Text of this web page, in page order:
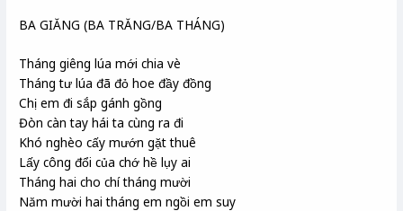
BA GIĂNG (BA TRĂNG/BA THÁNG)
Tháng giêng lúa mới chia vè
Tháng tư lúa đã đỏ hoe đầy đồng
Chị em đi sắp gánh gồng
Đòn càn tay hái ta cùng ra đi
Khó nghèo cấy mướn gặt thuê
Lấy công đổi của chớ hề lụy ai
Tháng hai cho chí tháng mười
Năm mười hai tháng em ngồi em suy